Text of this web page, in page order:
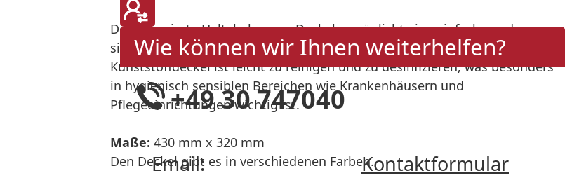
Wie können wir Ihnen weiterhelfen?
+49 30 747040
Email:
Kontaktformular
Der integrierte Haltehaken am Deckel ermöglicht eine einfache und
sichere Befestigung am entsprechenden Wäschesammler. Der
Kunststoffdeckel ist leicht zu reinigen und zu desinfizieren, was besonders
in hygienisch sensiblen Bereichen wie Krankenhäusern und
Pflegeeinrichtungen wichtig ist.
Maße: 430 mm x 320 mm
Den Deckel gibt es in verschiedenen Farben.